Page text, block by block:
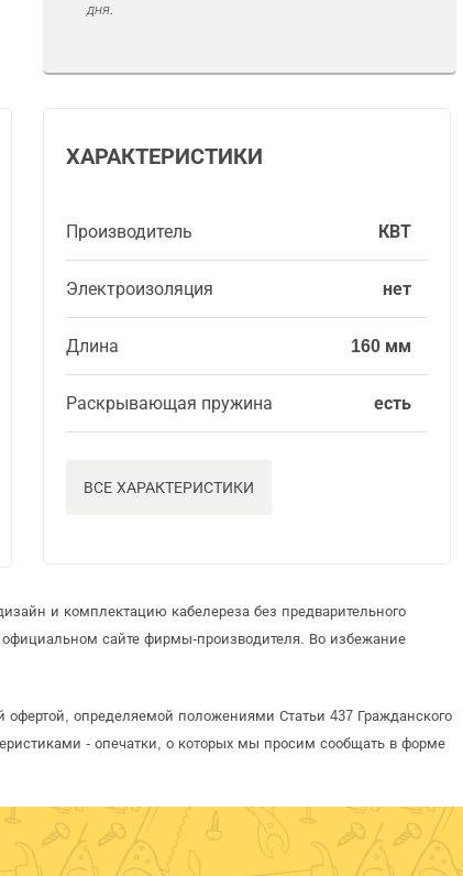
дня.
ХАРАКТЕРИСТИКИ
Производитель КВТ
Электроизоляция нет
Длина 160 мм
Раскрывающая пружина есть
ВСЕ ХАРАКТЕРИСТИКИ
и комплектацию кабелереза без предварительного
сайте фирмы-производителя. Во избежание
определяемой положениями Статьи 437 Гражданского
- опечатки, о которых мы просим сообщать в форме